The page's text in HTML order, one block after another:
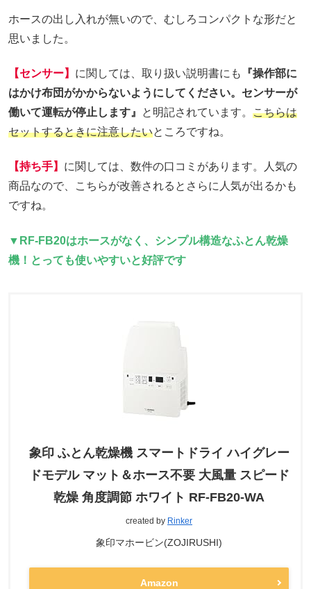
ホースの出し入れが無いので、むしろコンパクトな形だと
思いました。
【センサー】 に関しては、取り扱い説明書にも
『操作部に
はかけ布団がかからないようにしてください。センサーが
働いて運転が停止します』
と明記されています。 こちらは
セットするときに注意したいところですね。
【持ち手】 に関しては、数件の口コミがあります。人気の
商品なので、こちらが改善されるとさらに人気が出るかも
ですね。
▼RF-FB20はホースがなく、シンプル構造なふとん乾燥
機！とっても使いやすいと好評です
象印 ふとん乾燥機 スマートドライ ハイグレー
ドモデル マット＆ホース不要 大風量 スピード
乾燥 角度調節 ホワイト RF-FB20-WA
created by Rinker
象印マホービン(ZOJIRUSHI)
Amazon